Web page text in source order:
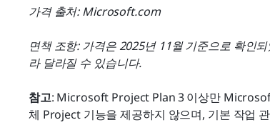
가격 출처: Microsoft.com
면책 조항: 가격은 2025년 11월 기준으로 확인
라 달라질 수 있습니다.
참고: Microsoft Project Plan 3 이상만
체 Project 기능을 제공하지 않으며, 기본 작업